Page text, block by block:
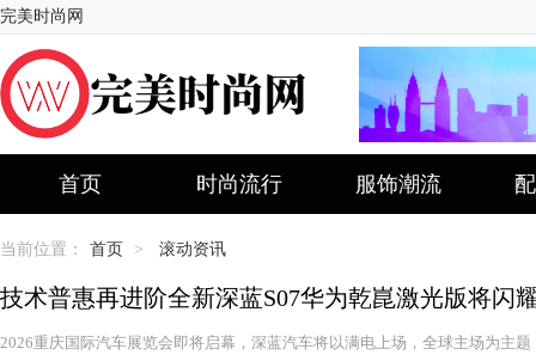
完美时尚网
首页 时尚流行 服饰潮流
当前位置： 首页 > 滚动资讯
技术普惠再进阶全新深蓝S07华为乾崑激光版将闪
2026重庆国际汽车展览会即将启幕，深蓝汽车将以满电上场，全球主场为主